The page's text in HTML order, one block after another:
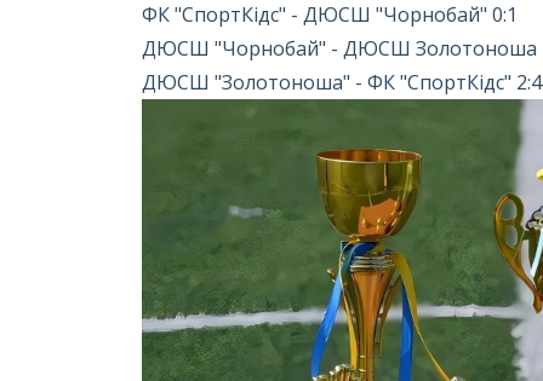
ФК "СпортКідс" - ДЮСШ "Чорнобай" 0:1
ДЮСШ "Чорнобай" - ДЮСШ Золотоноша
ДЮСШ "Золотоноша" - ФК "СпортКідс" 2:4